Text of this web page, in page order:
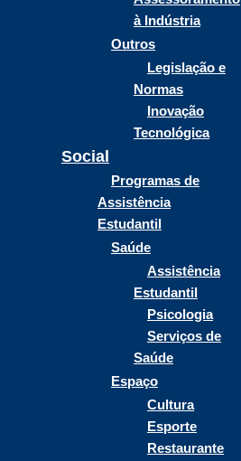
à Indústria
Outros
Legislação e
Normas
Inovação
Tecnológica
Social
Programas de
Assistência
Estudantil
Saúde
Assistência
Estudantil
Psicologia
Serviços de
Saúde
Espaço
Cultura
Esporte
Restaurante